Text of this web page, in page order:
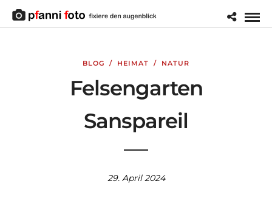
BLOG / HEIMAT / NATUR
Felsengarten
Sanspareil
29. April 2024